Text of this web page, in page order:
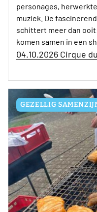
personages,
muziek. De
schittert meer dan
komen samen in een
04.10.2026 Cirque
GEZELLIG